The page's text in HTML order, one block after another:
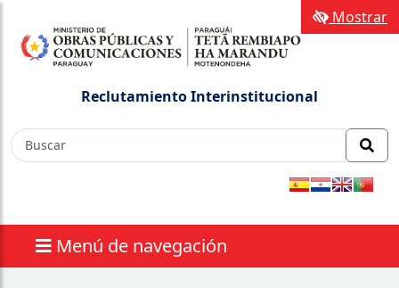
Reclutamiento Interinstitucional
Menú de navegación
Mostrar